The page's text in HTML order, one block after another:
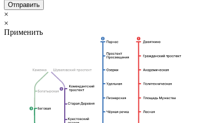
Отправить
×
×
Применить